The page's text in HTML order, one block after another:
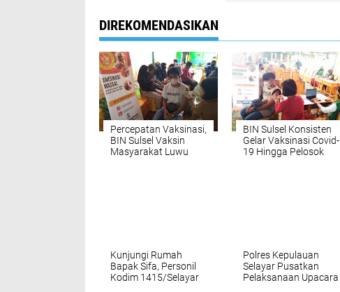
DIREKOMENDASIKAN
Percepatan Vaksinasi,
BIN Sulsel Vaksin
Masyarakat Luwu
BIN Sulsel Konsisten
Gelar Vaksinasi Covid-
19 Hingga Pelosok
Kunjungi Rumah
Bapak Sifa, Personil
Kodim 1415/Selayar
Polres Kepulauan
Selayar Pusatkan
Pelaksanaan Upacara